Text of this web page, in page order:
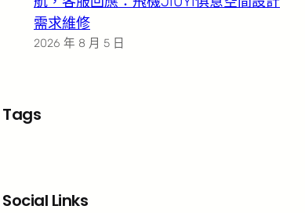
需求維修
2026 年 8 月 5 日
Tags
Social Links